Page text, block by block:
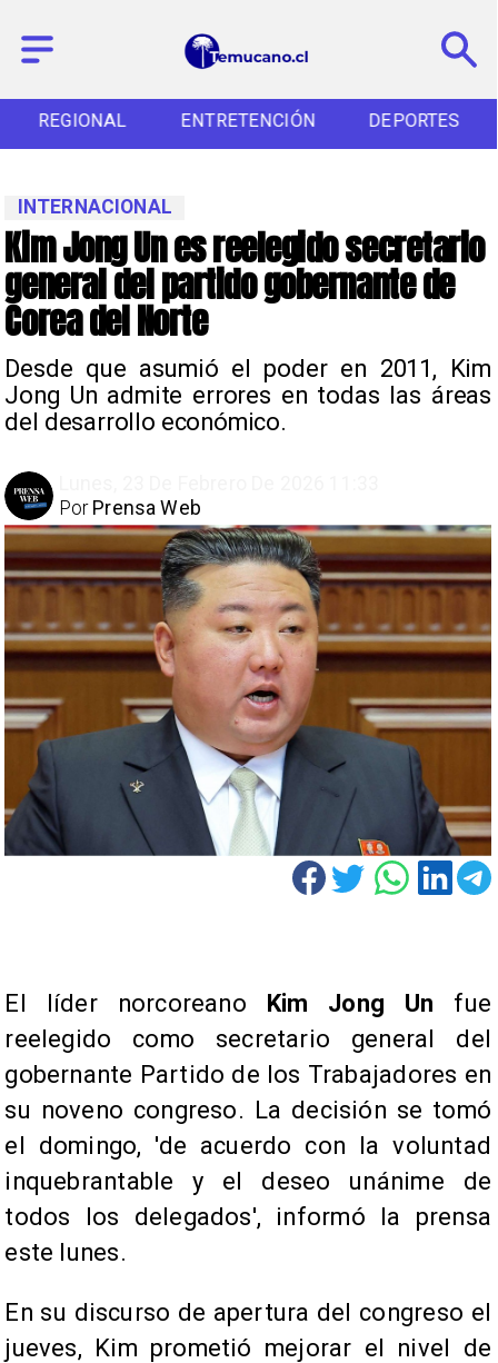
REGIONAL ENTRETENCIÓN DEPORTES
Kim Jong Un es reelegido secretario
general del partido gobernante de
Corea del Norte
Desde que asumió el poder en 2011, Kim
Jong Un admite errores en todas las áreas
del desarrollo económico.
INTERNACIONAL
Prensa Web
Por
El líder norcoreano Kim Jong Un fue
reelegido como secretario general del
gobernante Partido de los Trabajadores en
su noveno congreso. La decisión se tomó
el domingo, 'de acuerdo con la voluntad
inquebrantable y el deseo unánime de
todos los delegados', informó la prensa
este lunes.
En su discurso de apertura del congreso el
jueves, Kim prometió mejorar el nivel de